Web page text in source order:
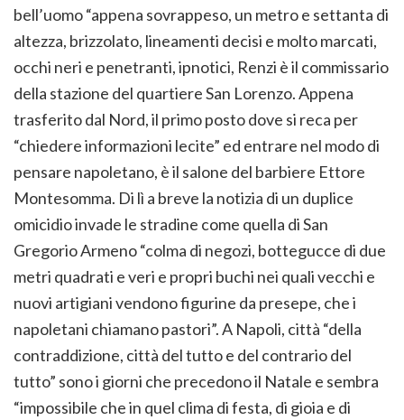
bell’uomo “appena sovrappeso, un metro e settanta di
altezza, brizzolato, lineamenti decisi e molto marcati,
occhi neri e penetranti, ipnotici, Renzi è il commissario
della stazione del quartiere San Lorenzo. Appena
trasferito dal Nord, il primo posto dove si reca per
“chiedere informazioni lecite” ed entrare nel modo di
pensare napoletano, è il salone del barbiere Ettore
Montesomma. Di lì a breve la notizia di un duplice
omicidio invade le stradine come quella di San
Gregorio Armeno “colma di negozi, bottegucce di due
metri quadrati e veri e propri buchi nei quali vecchi e
nuovi artigiani vendono figurine da presepe, che i
napoletani chiamano pastori”. A Napoli, città “della
contraddizione, città del tutto e del contrario del
tutto” sono i giorni che precedono il Natale e sembra
“impossibile che in quel clima di festa, di gioia e di